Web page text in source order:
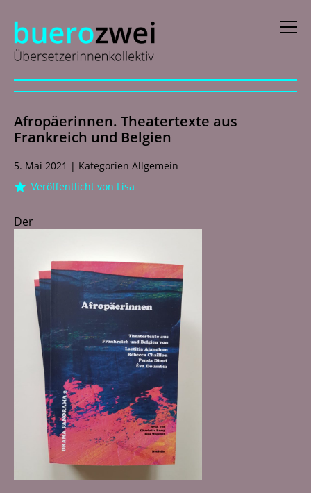
English
rançais
italiano
N
Profile
Aktuelles
Netzwerk
Kontakt
Afropäerinnen. Theatertexte aus
Frankreich und Belgien
5. Mai 2021 | Kategorien Allgemein
Veröffentlicht von Lisa
Der